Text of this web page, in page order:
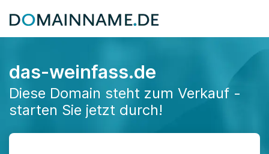
das-weinfass.de
Diese Domain steht zum Verkauf -
starten Sie jetzt durch!